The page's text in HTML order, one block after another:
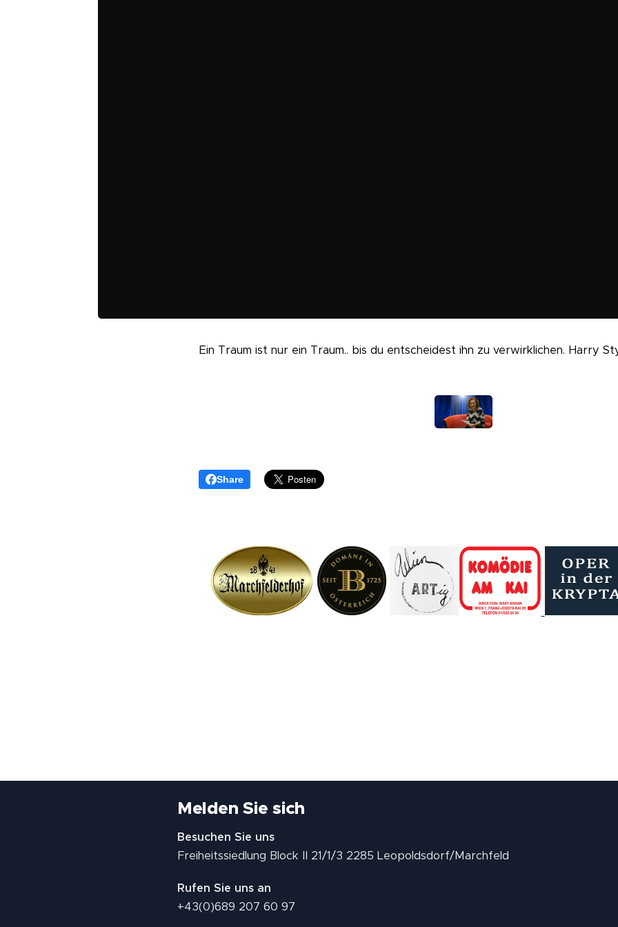
Ein Traum ist nur ein Traum.. bis du entscheidest ihn zu verwirklichen. Harry
Share
Melden Sie sich
Besuchen Sie uns
Freiheitssiedlung Block II 21/1/3 2285 Leopoldsdorf/Marchfeld
Rufen Sie uns an
+43(0)689 207 60 97